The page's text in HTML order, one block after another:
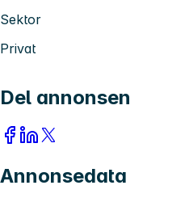
Sektor
Privat
Del annonsen
Annonsedata